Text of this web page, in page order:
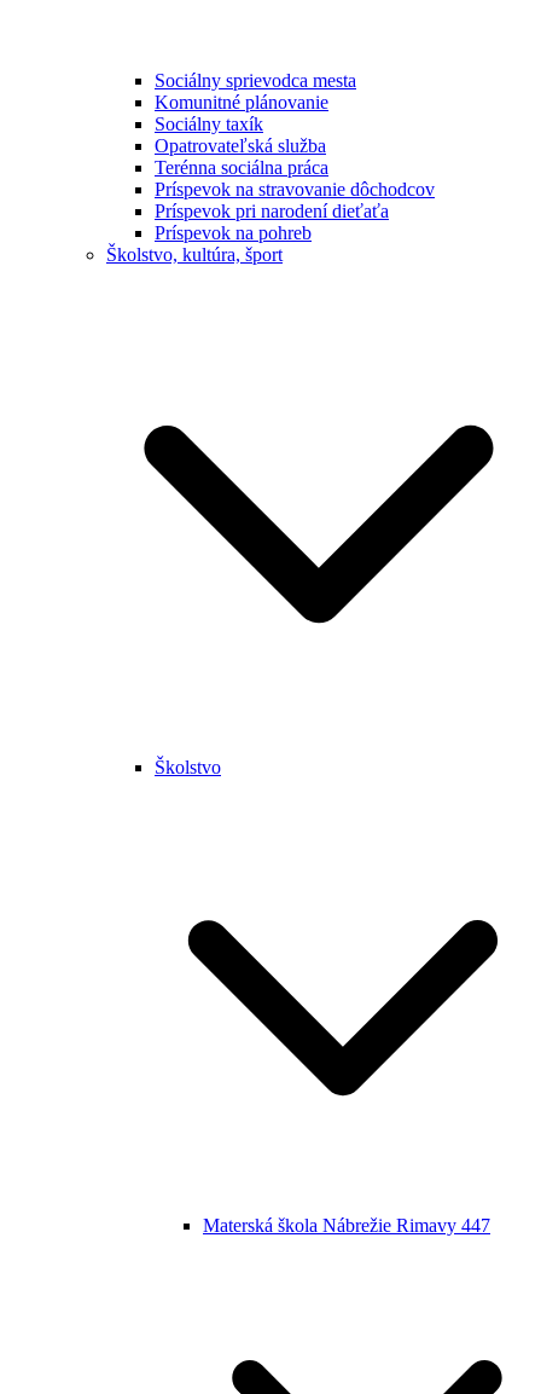
Sociálny sprievodca mesta
Komunitné plánovanie
Sociálny taxík
Opatrovateľská služba
Terénna sociálna práca
Príspevok na stravovanie dôchodcov
Príspevok pri narodení dieťaťa
Príspevok na pohreb
Školstvo, kultúra, šport
Školstvo
Materská škola Nábrežie Rimavy 447